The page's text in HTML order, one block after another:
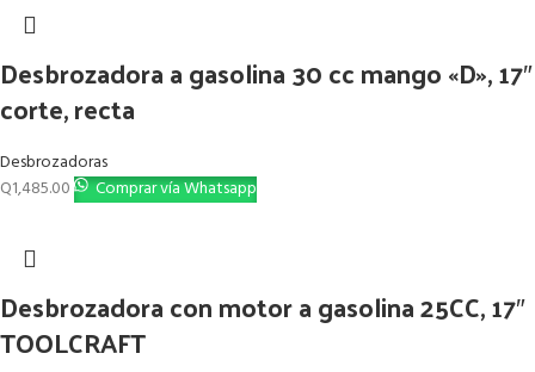
Desbrozadora a gasolina 30 cc mango «D», 17″
corte, recta
Desbrozadoras
Q1,485.00 Comprar vía Whatsapp
Desbrozadora con motor a gasolina 25CC, 17″
TOOLCRAFT